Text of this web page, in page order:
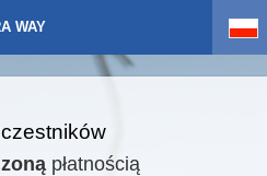
WAY
płatnością